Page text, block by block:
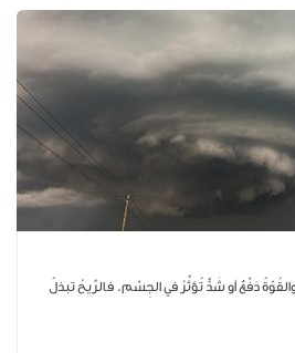
دَفْعٌ أو شَدٌّ تُؤثِّرُ في الجِسْم. فالرِّيحُ تبذلُ